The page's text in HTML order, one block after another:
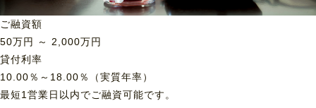
ご融資額
50万円 ～ 2,000万円
貸付利率
10.00％～18.00％（実質年率）
最短1営業日以内でご融資可能です。